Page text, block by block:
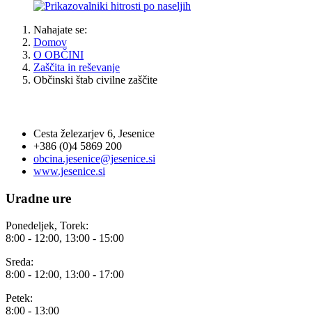
Nahajate se:
Domov
O OBČINI
Zaščita in reševanje
Občinski štab civilne zaščite
Cesta železarjev 6, Jesenice
+386 (0)4 5869 200
obcina.jesenice@jesenice.si
www.jesenice.si
Uradne ure
Ponedeljek, Torek:
8:00 - 12:00, 13:00 - 15:00
Sreda:
8:00 - 12:00, 13:00 - 17:00
Petek:
8:00 - 13:00